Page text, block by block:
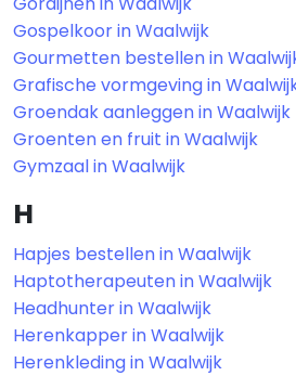
Gospelkoor in Waalwijk
Gourmetten bestellen in
Grafische vormgeving in
Groendak aanleggen in Waalwijk
Groenten en fruit in Waalwijk
Gymzaal in Waalwijk
H
Hapjes bestellen in Waalwijk
Haptotherapeuten in Waalwijk
Headhunter in Waalwijk
Herenkapper in Waalwijk
Herenkleding in Waalwijk